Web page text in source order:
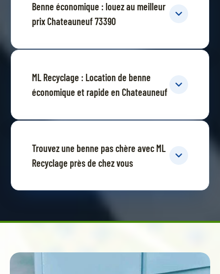
Benne économique : louez au meilleur
prix Chateauneuf 73390
ML Recyclage : Location de benne
économique et rapide en Chateauneuf
Trouvez une benne pas chère avec ML
Recyclage près de chez vous